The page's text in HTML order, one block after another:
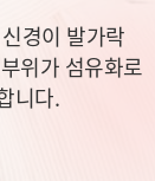
경이 발가락
위가 섬유화로
니다.